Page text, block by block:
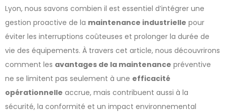
Lyon, nous savons combien il est essentiel d’intégrer une
gestion proactive de la maintenance industrielle pour
éviter les interruptions coûteuses et prolonger la durée de
vie des équipements. À travers cet article, nous découvrirons
comment les avantages de la maintenance préventive
ne se limitent pas seulement à une efficacité
opérationnelle accrue, mais contribuent aussi à la
sécurité, la conformité et un impact environnemental